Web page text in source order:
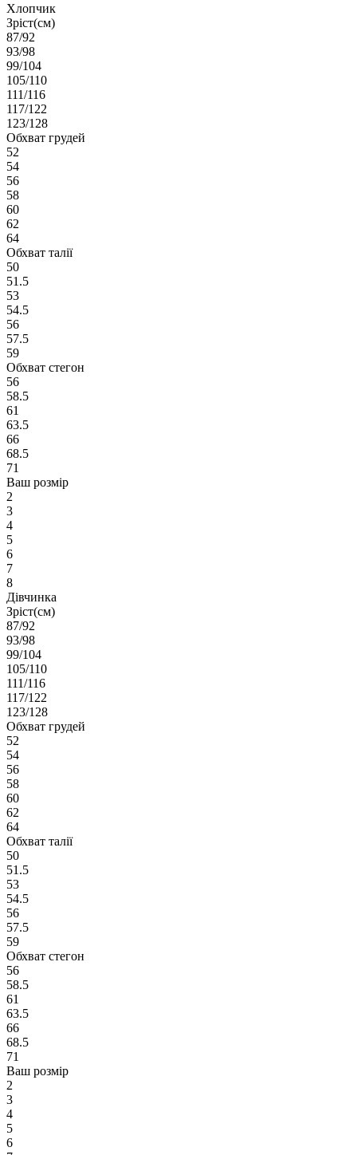
Хлопчик
Зріст(см)
87/92
93/98
99/104
105/110
111/116
117/122
123/128
Обхват грудей
52
54
56
58
60
62
64
Обхват талії
50
51.5
53
54.5
56
57.5
59
Обхват стегон
56
58.5
61
63.5
66
68.5
71
Ваш розмір
2
3
4
5
6
7
8
Дівчинка
Зріст(см)
87/92
93/98
99/104
105/110
111/116
117/122
123/128
Обхват грудей
52
54
56
58
60
62
64
Обхват талії
50
51.5
53
54.5
56
57.5
59
Обхват стегон
56
58.5
61
63.5
66
68.5
71
Ваш розмір
2
3
4
5
6